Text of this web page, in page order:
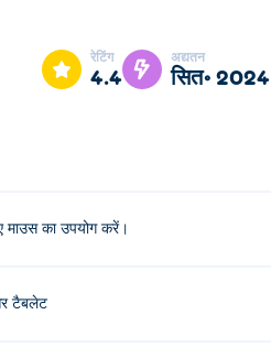
चुने हुए कार्ड खेल में से एक है।
रेटिंग
4.4
अद्यतन
सित॰ 2024
माउस का उपयोग करें।
टैबलेट